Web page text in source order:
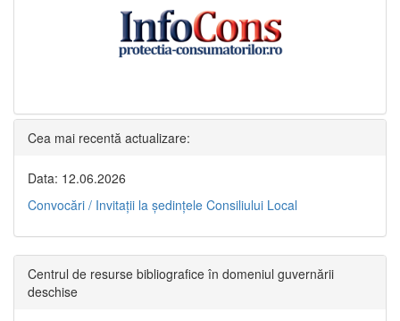
Cea mai recentă actualizare:
Data: 12.06.2026
Convocări / Invitaţii la şedinţele Consiliului Local
Centrul de resurse bibliografice în domeniul guvernării
deschise